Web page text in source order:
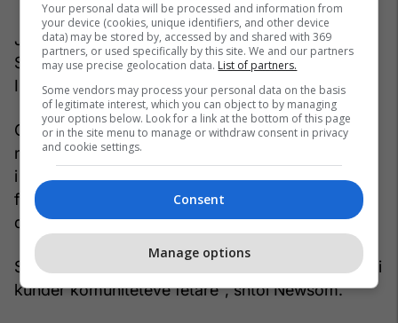
Janë ditë para Bajramit të Kurbanit, ose Festës së
Sakrificës, e cila përkujton bindjen e Profetit
Ibrahim.
Guvernatori i Kalifornisë, Gavin Newsom, lëshoi
një deklaratë ku tha se ishte "i tmerruar nga sulmi
i dhunshëm i sotëm" në qendër, "ku familjet dhe
fëmijët mblidhen, dhe fqinjët adhurojnë në paqe
dhe shoqëri".
Shteti "nuk do të tolerojë akte terrori ose frikësimi
kundër komuniteteve fetare", shtoi Newsom.
Your personal data will be processed and information from
your device (cookies, unique identifiers, and other device
data) may be stored by, accessed by and shared with 369
partners, or used specifically by this site. We and our partners
may use precise geolocation data. List of partners.
Some vendors may process your personal data on the basis
of legitimate interest, which you can object to by managing
your options below. Look for a link at the bottom of this page
or in the site menu to manage or withdraw consent in privacy
and cookie settings.
Consent
Manage options